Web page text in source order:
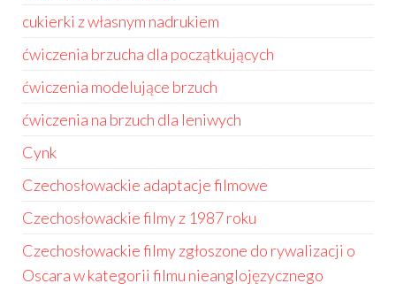
cukierki z własnym nadrukiem
ćwiczenia brzucha dla początkujących
ćwiczenia modelujące brzuch
ćwiczenia na brzuch dla leniwych
Cynk
Czechosłowackie adaptacje filmowe
Czechosłowackie filmy z 1987 roku
Czechosłowackie filmy zgłoszone do rywalizacji o
Oscara w kategorii filmu nieanglojęzycznego